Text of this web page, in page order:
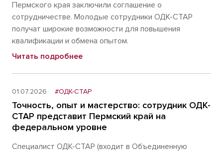
Пермского края заключили соглашение о
сотрудничестве. Молодые сотрудники ОДК-СТАР
получат широкие возможности для повышения
квалификации и обмена опытом.
Читать подробнее
01.07.2026 #ОДК-СТАР
Точность, опыт и мастерство: сотрудник ОДК-
СТАР представит Пермский край на
федеральном уровне
Специалист ОДК-СТАР (входит в Объединенную